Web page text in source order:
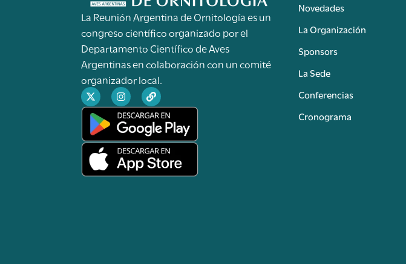
La Reunión Argentina de Ornitología es un
congreso científico organizado por el
Departamento Científico de Aves
Argentinas en colaboración con un comité
organizador local.
Novedades
La Organización
Sponsors
La Sede
Conferencias
Cronograma